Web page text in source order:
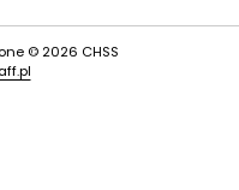
© 2026 CHSS